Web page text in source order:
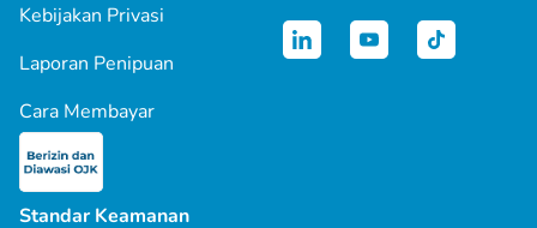
Kebijakan Privasi
Laporan Penipuan
Cara Membayar
Standar Keamanan